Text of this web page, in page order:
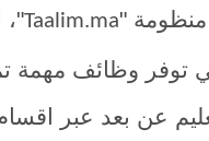
منظومة "Taalim.ma"،
توفر وظائف مهمة
عن بعد عبر